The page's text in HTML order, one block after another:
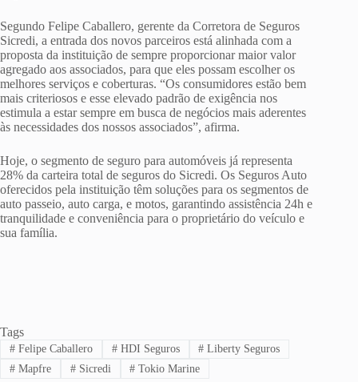
Segundo Felipe Caballero, gerente da Corretora de Seguros
Sicredi, a entrada dos novos parceiros está alinhada com a
proposta da instituição de sempre proporcionar maior valor
agregado aos associados, para que eles possam escolher os
melhores serviços e coberturas. “Os consumidores estão bem
mais criteriosos e esse elevado padrão de exigência nos
estimula a estar sempre em busca de negócios mais aderentes
às necessidades dos nossos associados”, afirma.
Hoje, o segmento de seguro para automóveis já representa
28% da carteira total de seguros do Sicredi. Os Seguros Auto
oferecidos pela instituição têm soluções para os segmentos de
auto passeio, auto carga, e motos, garantindo assistência 24h e
tranquilidade e conveniência para o proprietário do veículo e
sua família.
Tags
#Felipe Caballero #HDI Seguros # Liberty Seguros
#Mapfre #Sicredi # Tokio Marine